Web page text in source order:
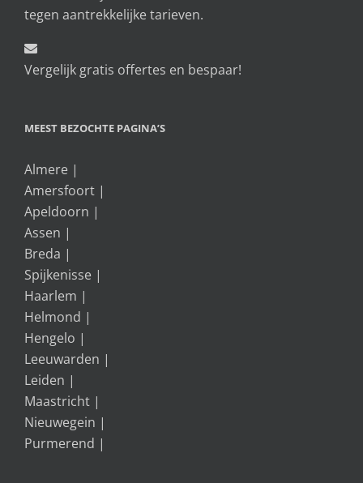
tegen aantrekkelijke tarieven.
Vergelijk gratis offertes en bespaar!
MEEST BEZOCHTE PAGINA’S
Almere |
Amersfoort |
Apeldoorn |
Assen |
Breda |
Spijkenisse |
Haarlem |
Helmond |
Hengelo |
Leeuwarden |
Leiden |
Maastricht |
Nieuwegein |
Purmerend |